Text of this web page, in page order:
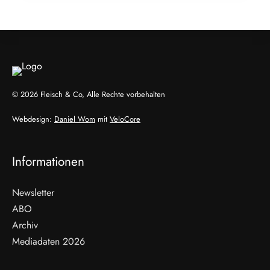
© 2026 Fleisch & Co, Alle Rechte vorbehalten
Webdesign: Daniel Wom mit VeloCore
Informationen
Newsletter
ABO
Archiv
Mediadaten 2026